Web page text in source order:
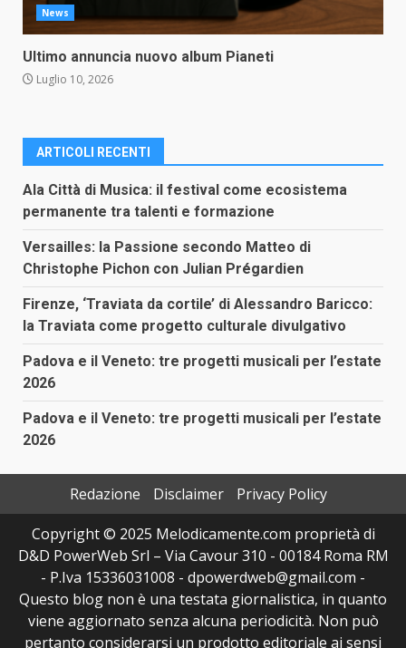
News
Ultimo annuncia nuovo album Pianeti
Luglio 10, 2026
ARTICOLI RECENTI
Ala Città di Musica: il festival come ecosistema
permanente tra talenti e formazione
Versailles: la Passione secondo Matteo di
Christophe Pichon con Julian Prégardien
Firenze, ‘Traviata da cortile’ di Alessandro Baricco:
la Traviata come progetto culturale divulgativo
Padova e il Veneto: tre progetti musicali per l’estate
2026
Padova e il Veneto: tre progetti musicali per l’estate
2026
Redazione Disclaimer
Privacy Policy
Copyright © 2025 Melodicamente.com proprietà di
D&D PowerWeb Srl – Via Cavour 310 - 00184 Roma RM
- P.Iva 15336031008 - dpowerdweb@gmail.com -
Questo blog non è una testata giornalistica, in quanto
viene aggiornato senza alcuna periodicità. Non può
pertanto considerarsi un prodotto editoriale ai sensi